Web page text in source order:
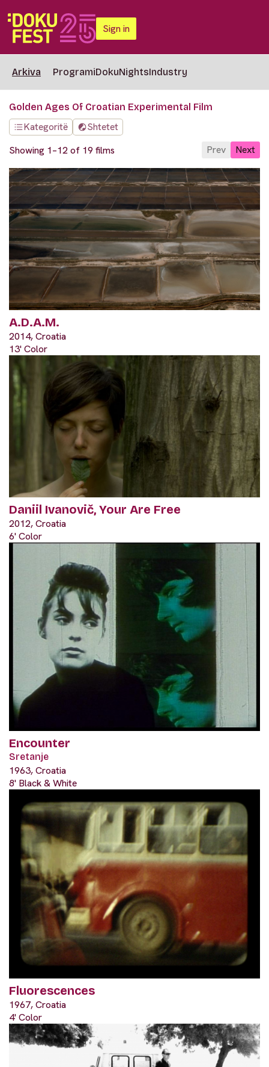
Sign in
Arkiva ProgramiDokuNightsIndustry
Golden Ages Of Croatian Experimental Film
Kategoritë
Shtetet
Showing 1–12 of 19 films
Prev Next
A.D.A.M.
2014, Croatia
13' Color
Daniil Ivanovič, Your Are Free
2012, Croatia
6' Color
Encounter
Sretanje
1963, Croatia
8' Black & White
Fluorescences
1967, Croatia
4' Color